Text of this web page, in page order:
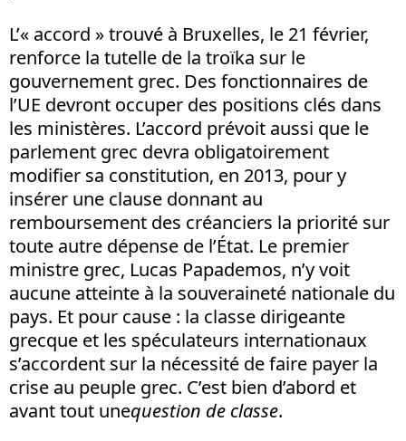
L’« accord » trouvé à Bruxelles, le 21 février,
renforce la tutelle de la troïka sur le
gouvernement grec. Des fonctionnaires de
l’UE devront occuper des positions clés dans
les ministères. L’accord prévoit aussi que le
parlement grec devra obligatoirement
modifier sa constitution, en 2013, pour y
insérer une clause donnant au
remboursement des créanciers la priorité sur
toute autre dépense de l’État. Le premier
ministre grec, Lucas Papademos, n’y voit
aucune atteinte à la souveraineté nationale du
pays. Et pour cause : la classe dirigeante
grecque et les spéculateurs internationaux
s’accordent sur la nécessité de faire payer la
crise au peuple grec. C’est bien d’abord et
avant tout unequestion de classe.